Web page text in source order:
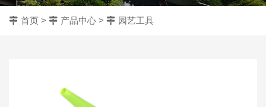
首页 > 产品中心 > 园艺工具